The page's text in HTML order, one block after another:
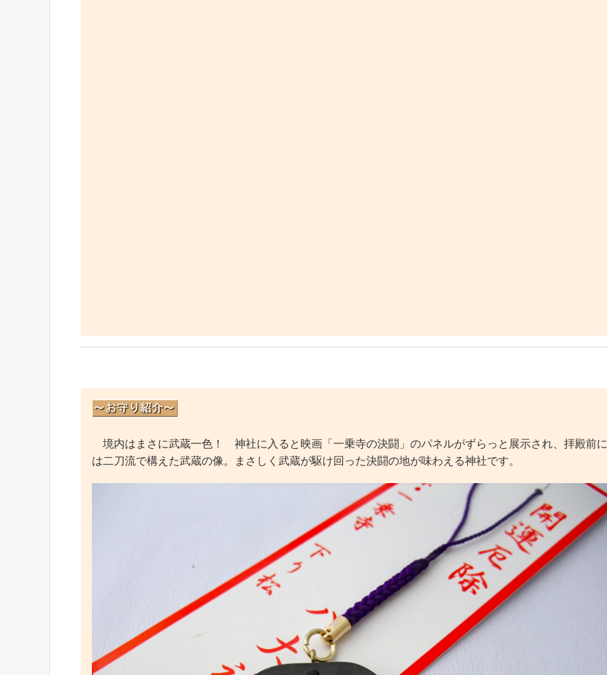
境内はまさに武蔵一色！ 神社に入ると映画「一乗寺の決闘」のパネルがずらっと展示され、拝殿前に
は二刀流で構えた武蔵の像。まさしく武蔵が駆け回った決闘の地が味わえる神社です。